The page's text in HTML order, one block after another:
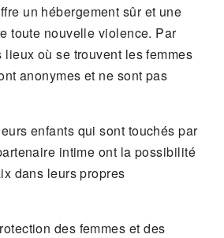
un hébergement sûr et une
toute nouvelle violence. Par
lieux où se trouvent les femmes
anonymes et ne sont pas
enfants qui sont touchés par
intime ont la possibilité
dans leurs propres
des femmes et des